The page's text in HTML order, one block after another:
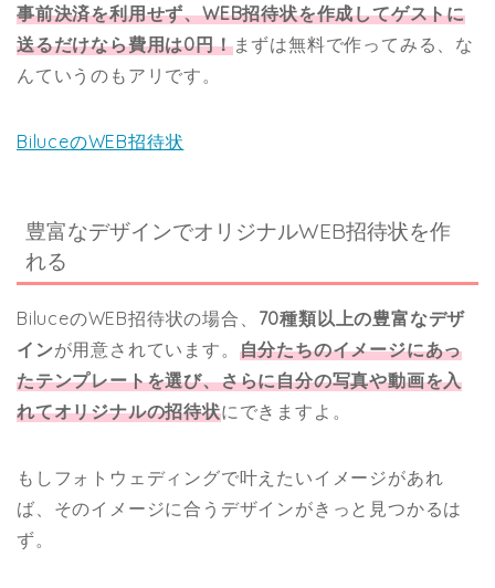
事前決済を利用せず、WEB招待状を作成してゲストに
送るだけなら費用は0円！まずは無料で作ってみる、な
んていうのもアリです。
BiluceのWEB招待状
豊富なデザインでオリジナルWEB招待状を作
れる
BiluceのWEB招待状の場合、 70種類以上の豊富なデザ
インが用意されています。 自分たちのイメージにあっ
たテンプレートを選び、さらに自分の写真や動画を入
れてオリジナルの招待状にできますよ。
もしフォトウェディングで叶えたいイメージがあれ
ば、そのイメージに合うデザインがきっと見つかるは
ず。